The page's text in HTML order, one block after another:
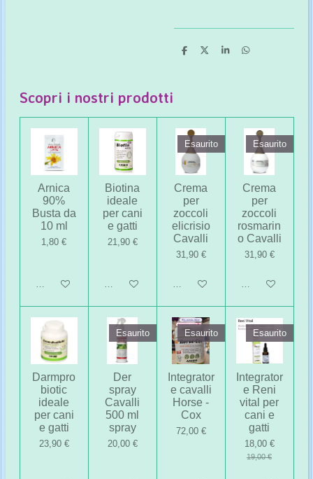
C
d
C
d
C
d
C
d
Scopri i nostri prodotti
Arnica
90%
Busta da
10 ml
1,80 €
Aggiungi al carrello
Biotina
ideale
per cani
e gatti
21,90 €
Aggiungi al carrello
Esaurito
Crema
per
zoccoli
elicrisio
Cavalli
31,90 €
Avvisami quando disponibile
Esaurito
Crema
per
zoccoli
rosmarin
o Cavalli
31,90 €
Avvisami
Darmpro
biotic
ideale
per cani
e gatti
23,90 €
Esaurito
Der
spray
Cavalli
500 ml
spray
20,00 €
Esaurito
Integrator
e cavalli
Horse -
Cox
72,00 €
Esaurito
Integrator
e Reni
vital per
cani e
gatti
18,00 €
19,00 €